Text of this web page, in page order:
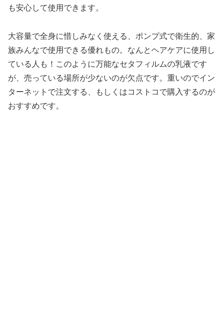
も安心して使用できます。
大容量で全身に惜しみなく使える、ポンプ式で衛生的、家
族みんなで使用できる優れもの。なんとヘアケアに使用し
ている人も！このように万能なセタフィルムの乳液です
が、売っている場所が少ないのが欠点です。重いのでイン
ターネットで注文する、もしくはコストコで購入するのが
おすすめです。